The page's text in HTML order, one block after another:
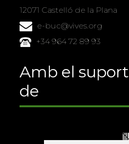
12071 Castelló de la Plana
e-buc@vives.org
+34 964 72 89 93
Amb el suport
de